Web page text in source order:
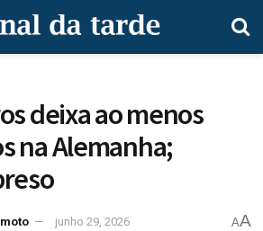
deixa ao menos
na Alemanha;
junho 29, 2026 AA